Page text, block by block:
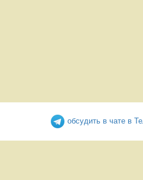
обсудить в чате в